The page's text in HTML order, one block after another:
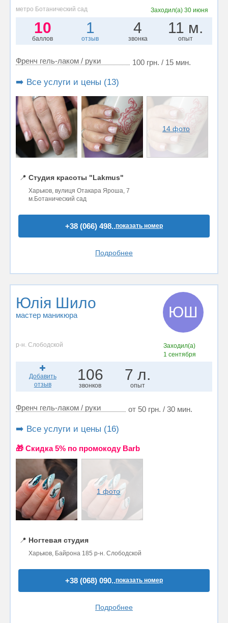
метро Ботанический сад Заходил(а)30 июня
10
баллов
1
отзыв
4
звонка
11 м.
опыт
Френч гель-лаком / руки 100 грн. / 15 мин.
➡️ Все услуги и цены (13)
14 фото
📍 Студия красоты "Lakmus"
Харьков, вулиця Отакара Яроша, 7
м.Ботанический сад
+38 (066) 498..показать номер
Подробнее
Юлія Шило
мастер маникюра ЮШ
р-н. Слободской
Заходил(а)
1 сентября
Добавить
отзыв
106
звонков
7 л.
опыт
Френч гель-лаком / руки от 50 грн. / 30 мин.
➡️ Все услуги и цены (16)
🎁 Cкидка 5% по промокоду Barb
1 фото
📍 Ногтевая студия
Харьков, Байрона 185 р-н. Слободской
+38 (068) 090..показать номер
Подробнее